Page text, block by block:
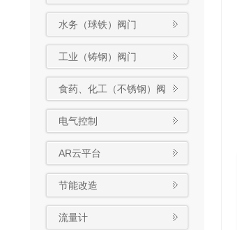
水务（球铁）阀门
工业（铸钢）阀门
食药、化工（不锈钢）阀
门
电气控制
AR云平台
节能改造
流量计